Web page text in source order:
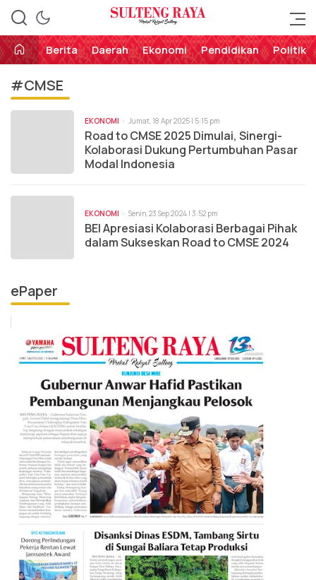
Sulteng Raya
Perekat Rakyat Sulteng
Berita
Daerah Ekonomi Pendidikan Politik
#CMSE
EKONOMI Jumat, 18 Apr 2025 | 5:15 pm
Road to CMSE 2025 Dimulai, Sinergi-
Kolaborasi Dukung Pertumbuhan Pasar
Modal Indonesia
EKONOMI Senin, 23 Sep 2024 | 3:52 pm
BEI Apresiasi Kolaborasi Berbagai Pihak
dalam Sukseskan Road to CMSE 2024
ePaper